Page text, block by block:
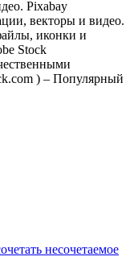
Pixabay
векторы и видео.
иконки и
Stock
) – Популярный
несочетаемое